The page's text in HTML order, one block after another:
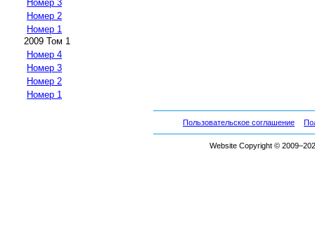
Номер 3
Номер 2
Номер 1
2009 Том 1
Номер 4
Номер 3
Номер 2
Номер 1
Пользовательское соглашение
Website Copyright ©